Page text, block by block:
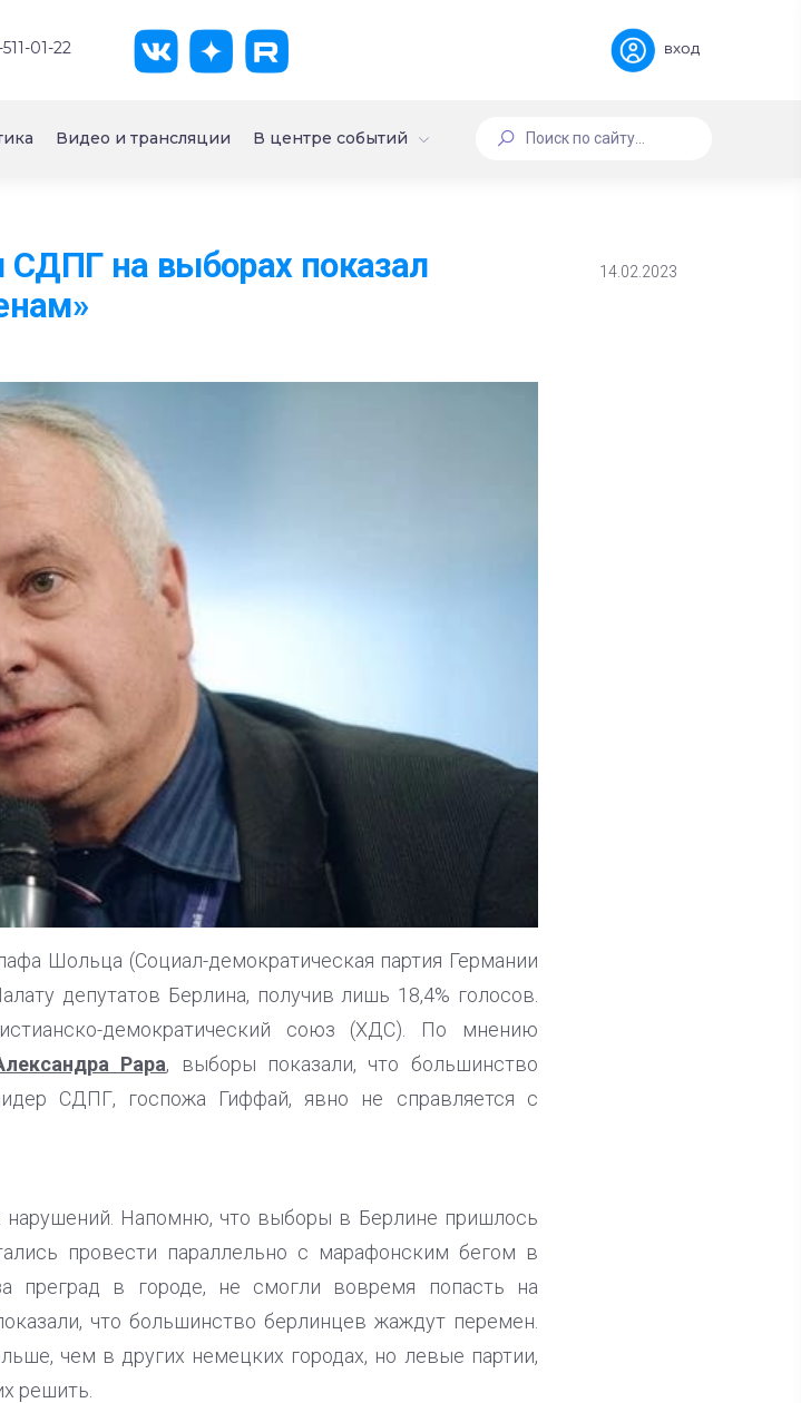
01-22 вход
Видео и трансляции В центре событий
на выборах показал
14.02.2023
Шольца (Социал-демократическая партия Германии
депутатов Берлина, получив лишь 18,4% голосов.
демократический союз (ХДС). По мнению
Рара, выборы показали, что большинство
СДПГ, госпожа Гиффай, явно не справляется с
Напомню, что выборы в Берлине пришлось
провести параллельно с марафонским бегом в
преград в городе, не смогли вовремя попасть на
что большинство берлинцев жаждут перемен.
чем в других немецких городах, но левые партии,
решить.